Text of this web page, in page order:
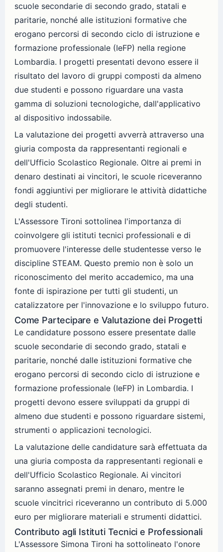
scuole secondarie di secondo grado, statali e
paritarie, nonché alle istituzioni formative che
erogano percorsi di secondo ciclo di istruzione e
formazione professionale (IeFP) nella regione
Lombardia. I progetti presentati devono essere il
risultato del lavoro di gruppi composti da almeno
due studenti e possono riguardare una vasta
gamma di soluzioni tecnologiche, dall'applicativo
al dispositivo indossabile.
La valutazione dei progetti avverrà attraverso una
giuria composta da rappresentanti regionali e
dell'Ufficio Scolastico Regionale. Oltre ai premi in
denaro destinati ai vincitori, le scuole riceveranno
fondi aggiuntivi per migliorare le attività didattiche
degli studenti.
L'Assessore Tironi sottolinea l'importanza di
coinvolgere gli istituti tecnici professionali e di
promuovere l'interesse delle studentesse verso le
discipline STEAM. Questo premio non è solo un
riconoscimento del merito accademico, ma una
fonte di ispirazione per tutti gli studenti, un
catalizzatore per l'innovazione e lo sviluppo futuro.
Come Partecipare e Valutazione dei Progetti
Le candidature possono essere presentate dalle
scuole secondarie di secondo grado, statali e
paritarie, nonché dalle istituzioni formative che
erogano percorsi di secondo ciclo di istruzione e
formazione professionale (IeFP) in Lombardia. I
progetti devono essere sviluppati da gruppi di
almeno due studenti e possono riguardare sistemi,
strumenti o applicazioni tecnologici.
La valutazione delle candidature sarà effettuata da
una giuria composta da rappresentanti regionali e
dell'Ufficio Scolastico Regionale. Ai vincitori
saranno assegnati premi in denaro, mentre le
scuole vincitrici riceveranno un contributo di 5.000
euro per migliorare materiali e strumenti didattici.
Contributo agli Istituti Tecnici e Professionali
L'Assessore Simona Tironi ha sottolineato l'onore